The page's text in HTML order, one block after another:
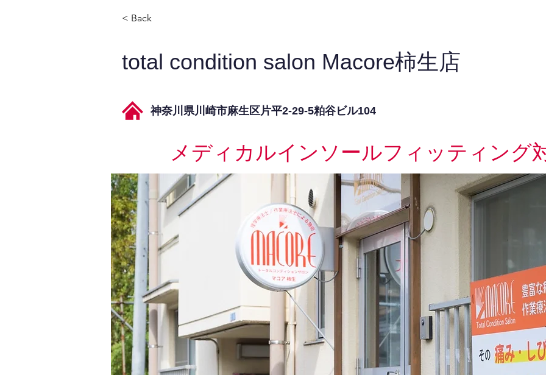
< Back
total condition salon Macore柿生店
神奈川県川崎市麻生区片平2-29-5粕谷ビル104
メディカルインソールフィッティング